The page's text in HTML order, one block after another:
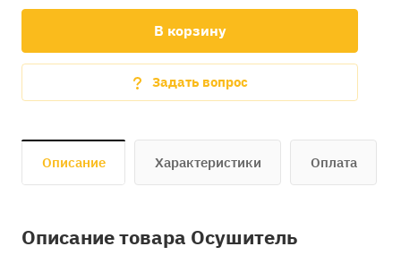
В корзину
Задать вопрос
Описание Характеристики Оплата
Описание товара Осушитель